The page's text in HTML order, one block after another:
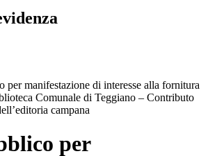
per manifestazione di interesse alla fornitura
Comunale di Teggiano – Contributo
campana
per